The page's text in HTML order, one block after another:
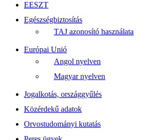
EESZT
Egészségbiztosítás
TAJ azonosító használata
Európai Unió
Angol nyelven
Magyar nyelven
Jogalkotás, országgyűlés
Közérdekű adatok
Orvostudományi kutatás